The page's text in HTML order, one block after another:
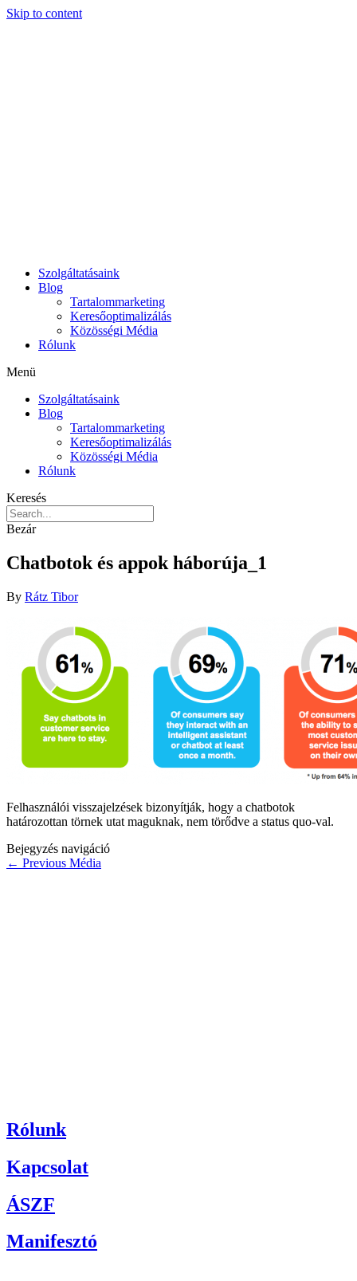
Skip to content
Szolgáltatásaink
Blog
Tartalommarketing
Keresőoptimalizálás
Közösségi Média
Rólunk
Menü
Szolgáltatásaink
Blog
Tartalommarketing
Keresőoptimalizálás
Közösségi Média
Rólunk
Keresés
Bezár
Chatbotok és appok háborúja_1
By Rátz Tibor
Felhasználói visszajelzések bizonyítják, hogy a chatbotok
határozottan törnek utat maguknak, nem törődve a status quo-val.
Bejegyzés navigáció
← Previous Média
Rólunk
Kapcsolat
ÁSZF
Manifesztó